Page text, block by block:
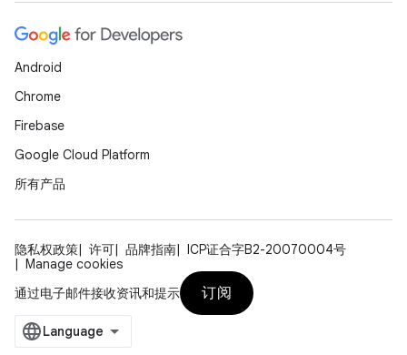
Android
Chrome
Firebase
Google Cloud Platform
所有产品
隐私权政策 许可 品牌指南
ICP证合字B2-20070004号
Manage cookies
通过电子邮件接收资讯和提示
订阅